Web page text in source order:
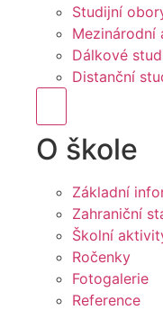
Studijní
Mezinárodní
Dálkové
Distanční
O škole
Základní
Zahraniční
Školní
Ročenky
Fotogalerie
Reference